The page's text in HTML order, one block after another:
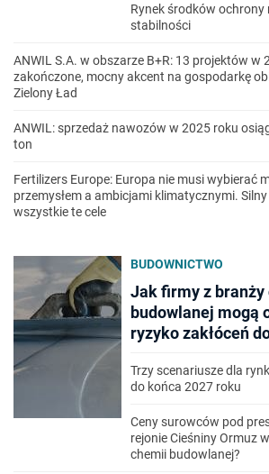
Rynek środków
stabilności
ANWIL S.A. w obszarze B+R: 13 projektów w
zakończone, mocny akcent na gospodarkę
Zielony Ład
ANWIL: sprzedaż nawozów w 2025 roku
ton
Fertilizers Europe: Europa nie musi wybierać
przemysłem a ambicjami klimatycznymi.
wszystkie te cele
BUDOWNICTWO
Jak firmy z branży
budowlanej mogą
ryzyko zakłóceń
Trzy scenariusze dla
do końca 2027 roku
Ceny surowców pod
rejonie Cieśniny Ormuz
chemii budowlanej?